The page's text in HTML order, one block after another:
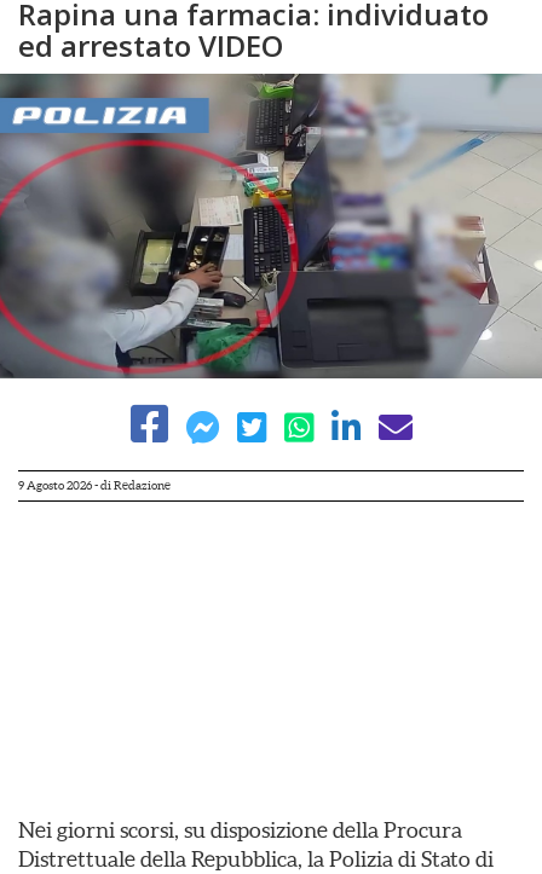
Rapina una farmacia: individuato
ed arrestato VIDEO
9 Agosto 2026- di Redazione
Nei giorni scorsi, su disposizione della Procura
Distrettuale della Repubblica, la Polizia di Stato di